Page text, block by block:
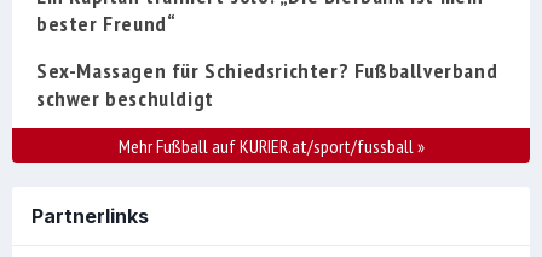
bester Freund“
Sex-Massagen für Schiedsrichter? Fußballverband
schwer beschuldigt
Mehr Fußball auf KURIER.at/sport/fussball»
Partnerlinks